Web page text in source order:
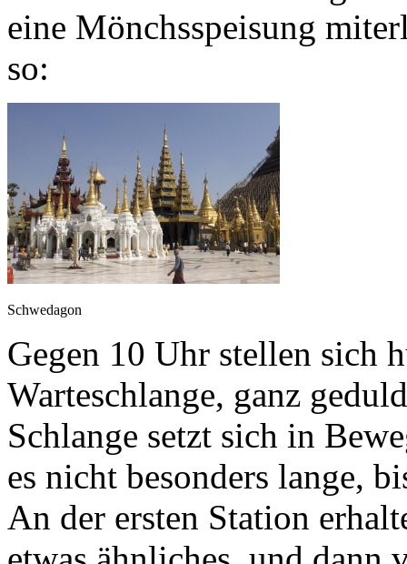
eine Mönchsspeisung
so:
Schwedagon
Gegen 10 Uhr stellen sich
Warteschlange, ganz
Schlange setzt sich in
es nicht besonders lange,
An der ersten Station